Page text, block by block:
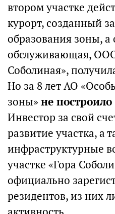
втором участке
курорт, созданный
образования зоны, а
обслуживающая,
Соболиная»,
Но за 8 лет АО
зоны»не
Инвестор за свой
развитие участка, а
инфраструктурные
участке «Гора
официально
резидентов, из них